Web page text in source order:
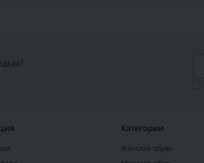
Категории
Женская обувь